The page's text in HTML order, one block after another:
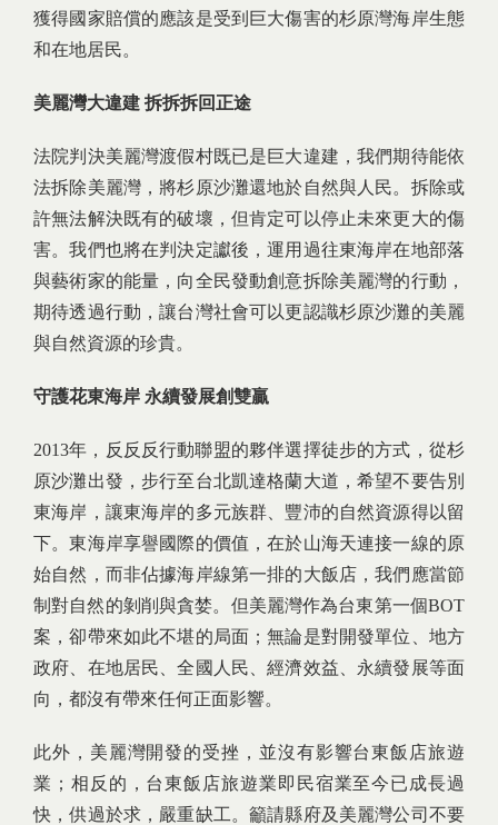
獲得國家賠償的應該是受到巨大傷害的杉原灣海岸生態
和在地居民。
美麗灣大違建 拆拆拆回正途
法院判決美麗灣渡假村既已是巨大違建，我們期待能依
法拆除美麗灣，將杉原沙灘還地於自然與人民。拆除或
許無法解決既有的破壞，但肯定可以停止未來更大的傷
害。我們也將在判決定讞後，運用過往東海岸在地部落
與藝術家的能量，向全民發動創意拆除美麗灣的行動，
期待透過行動，讓台灣社會可以更認識杉原沙灘的美麗
與自然資源的珍貴。
守護花東海岸 永續發展創雙贏
2013年，反反反行動聯盟的夥伴選擇徒步的方式，從杉
原沙灘出發，步行至台北凱達格蘭大道，希望不要告別
東海岸，讓東海岸的多元族群、豐沛的自然資源得以留
下。東海岸享譽國際的價值，在於山海天連接一線的原
始自然，而非佔據海岸線第一排的大飯店，我們應當節
制對自然的剝削與貪婪。但美麗灣作為台東第一個BOT
案，卻帶來如此不堪的局面；無論是對開發單位、地方
政府、在地居民、全國人民、經濟效益、永續發展等面
向，都沒有帶來任何正面影響。
此外，美麗灣開發的受挫，並沒有影響台東飯店旅遊
業；相反的，台東飯店旅遊業即民宿業至今已成長過
快，供過於求，嚴重缺工。籲請縣府及美麗灣公司不要